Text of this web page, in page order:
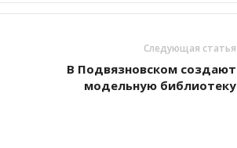
Следующая статья
В Подвязновском создают
модельную библиотеку